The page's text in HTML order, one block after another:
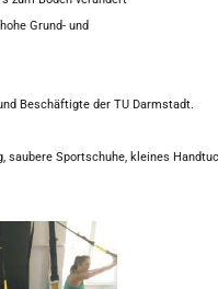
Grund- und
Beschäftigte der TU Darmstadt.
saubere Sportschuhe, kleines